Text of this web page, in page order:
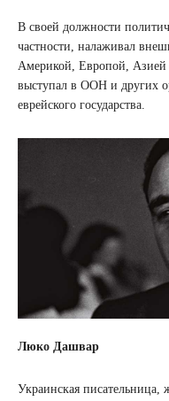
В своей должности
частности, налаживал
Америкой, Европой,
выступал в ООН и других
еврейского государства.
Люко Дашвар
Украинская писательница,